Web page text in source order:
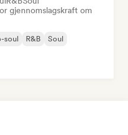
gjennomslagskraft om
soul R&B
Soul